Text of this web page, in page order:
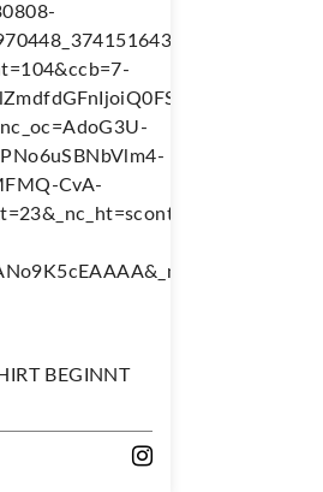
NÄH DIR DEINEN
Kommentieren...